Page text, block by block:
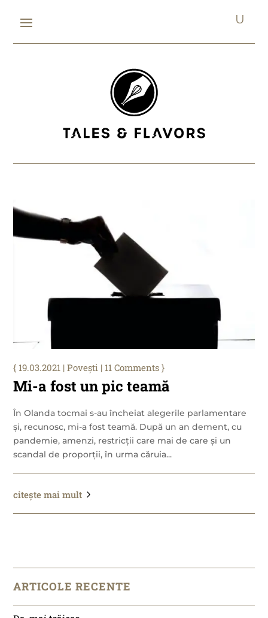
Mi-a fost un pic teamă
19.03.2021 |Povești | 11 Comments
În Olanda tocmai s-au încheiat alegerile parlamentare
și, recunosc, mi-a fost teamă. După un an dement, cu
pandemie, amenzi, restricții care mai de care și un
scandal de proporții, în urma căruia...
citește mai mult
ARTICOLE RECENTE